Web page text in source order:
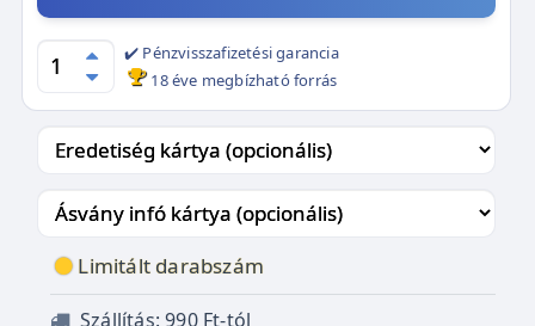
✔️ Pénzvisszafizetési garancia
18 éve megbízható forrás
Limitált darabszám
Szállítás: 990 Ft-tól